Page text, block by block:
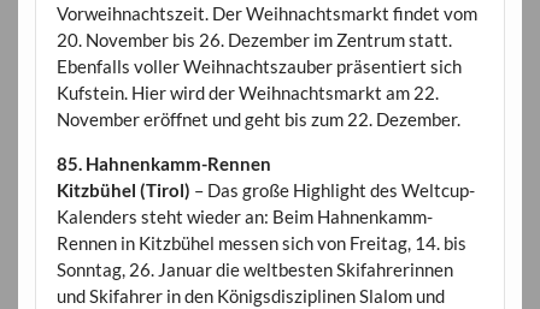
Vorweihnachtszeit. Der Weihnachtsmarkt findet vom
20. November bis 26. Dezember im Zentrum statt.
Ebenfalls voller Weihnachtszauber präsentiert sich
Kufstein. Hier wird der Weihnachtsmarkt am 22.
November eröffnet und geht bis zum 22. Dezember.
85. Hahnenkamm-Rennen
Kitzbühel (Tirol) – Das große Highlight des Weltcup-
Kalenders steht wieder an: Beim Hahnenkamm-
Rennen in Kitzbühel messen sich von Freitag, 14. bis
Sonntag, 26. Januar die weltbesten Skifahrerinnen
und Skifahrer in den Königsdisziplinen Slalom und